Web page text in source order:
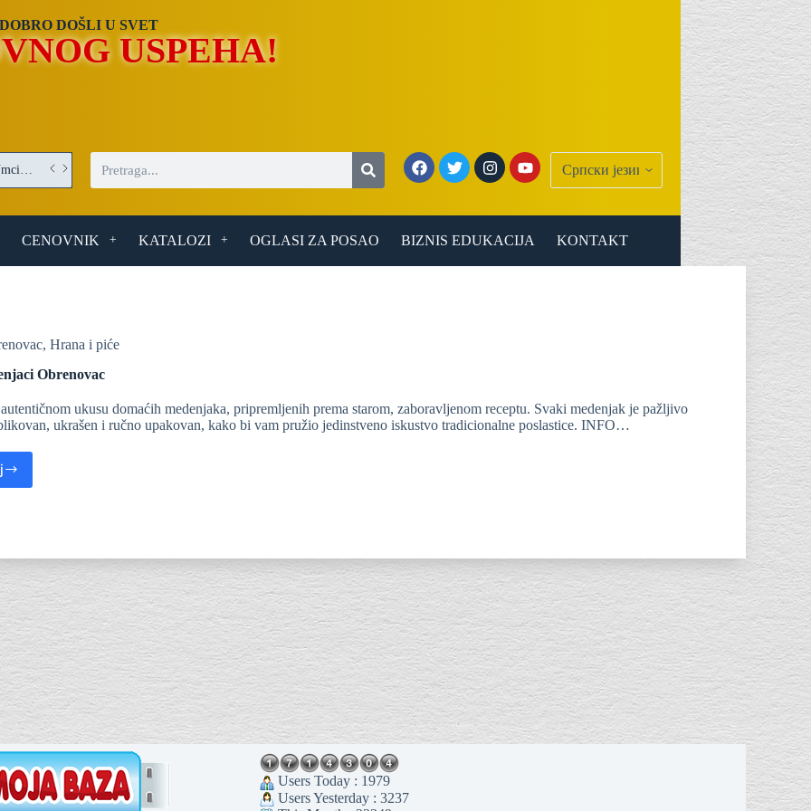
DOBRO DOŠLI U SVET
USPEHA!
Operater/Operaterka obrade optičkih elemenata – posao u Umci (Beograd)
CENOVNIK KATALOZI OGLASI ZA POSAO BIZNIS EDUKACIJA KONTAKT
, Hrana i piće
Obrenovac
ukusu domaćih medenjaka, pripremljenih prema starom, zaboravljenom receptu. Svaki medenjak je pažljivo
ukrašen i ručno upakovan, kako bi vam pružio jedinstveno iskustvo tradicionalne poslastice. INFO…
Users Today : 1979
Users Yesterday : 3237